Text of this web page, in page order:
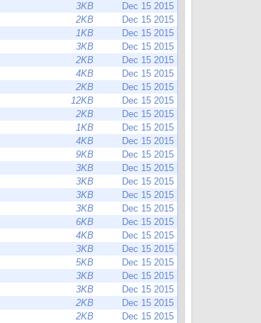
3KB
Dec 15 2015
2KB
Dec 15 2015
1KB
Dec 15 2015
3KB
Dec 15 2015
2KB
Dec 15 2015
4KB
Dec 15 2015
2KB
Dec 15 2015
12KB
Dec 15 2015
2KB
Dec 15 2015
1KB
Dec 15 2015
4KB
Dec 15 2015
9KB
Dec 15 2015
3KB
Dec 15 2015
3KB
Dec 15 2015
3KB
Dec 15 2015
3KB
Dec 15 2015
6KB
Dec 15 2015
4KB
Dec 15 2015
3KB
Dec 15 2015
5KB
Dec 15 2015
3KB
Dec 15 2015
3KB
Dec 15 2015
2KB
Dec 15 2015
2KB
Dec 15 2015